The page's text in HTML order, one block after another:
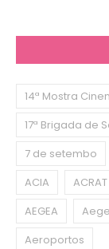
14ª Mostra
17ª Brigada de
7 de setembo
ACIA
ACRAT
AEGEA
Aeroportos